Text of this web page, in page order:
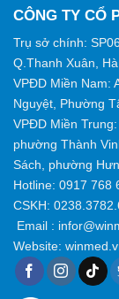
CÔNG TY CỔ
Trụ sở chính:
Q.Thanh Xuân, Hà
VPĐD Miền Nam:
Nguyệt, Phường
VPĐD Miền
phường Thành
Sách, phường
Hotline: 0917 768
CSKH:
Email :
Website: